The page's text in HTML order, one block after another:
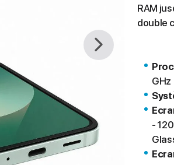
RAM
double
GHz
-